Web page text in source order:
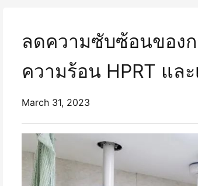
ลดความซับซ้อนของก
ความร้อน HPRT แล
March 31, 2023